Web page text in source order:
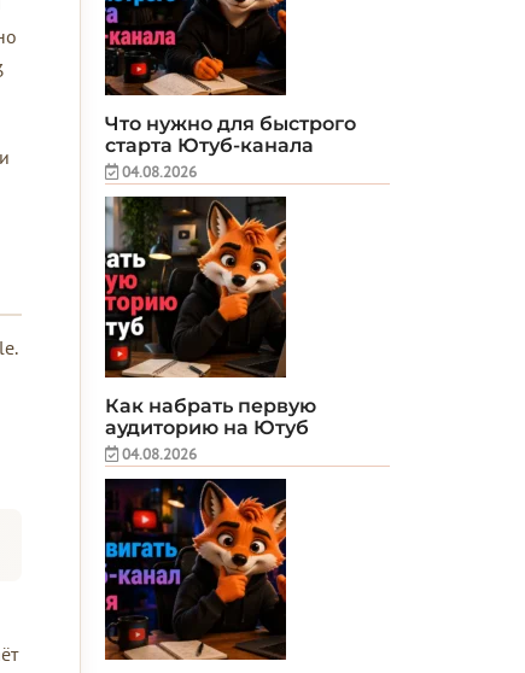
Что нужно для быстрого
старта Ютуб-канала
04.08.2026
Как набрать первую
аудиторию на Ютуб
04.08.2026